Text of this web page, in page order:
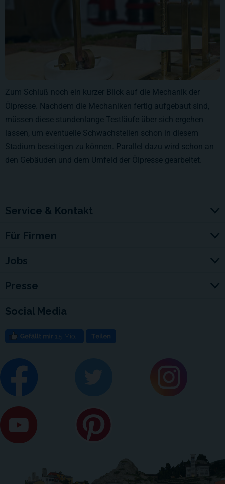
Zum Schluß noch ein kurzer Blick auf die Mechanik der
Ölpresse. Nachdem die Mechaniken fertig aufgebaut sind,
müssen diese stundenlange Testläufe über sich ergehen
lassen, um eventuelle Schwachstellen schon in diesem
Stadium beseitigen zu können. Parallel dazu wird schon an
den Gebäuden und dem Umfeld der Ölpresse gearbeitet.
Service & Kontakt
Für Firmen
Jobs
Presse
Social Media